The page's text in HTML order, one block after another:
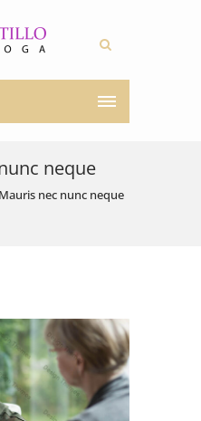
neque
Mauris nec nunc neque